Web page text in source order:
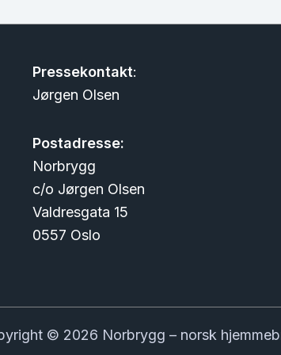
Pressekontakt:
Jørgen Olsen
Postadresse:
Norbrygg
c/o Jørgen Olsen
Valdresgata 15
0557 Oslo
© 2026 Norbrygg – norsk